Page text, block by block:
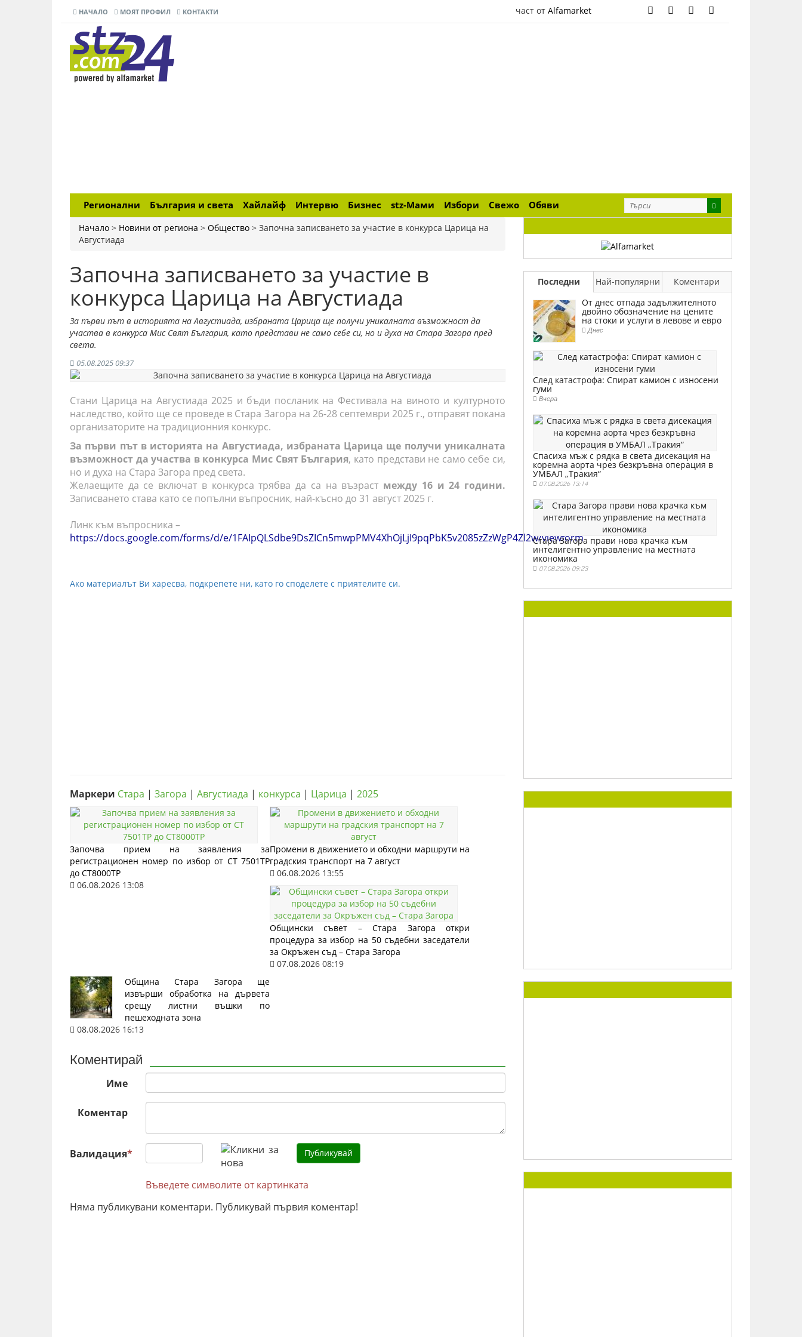
НАЧАЛО МОЯТ ПРОФИЛ КОНТАКТИ част от Alfamarket
Регионални България и света Хайлайф Интервю Бизнес stz-Мами Избори Свежо Обяви
Начало > Новини от региона > Общество > Започна записването за участие в конкурса Царица на
Августиада
Започна записването за участие в
конкурса Царица на Августиада
За първи път в историята на Августиада, избраната Царица ще получи уникалната възможност да
участва в конкурса Мис Свят България, като представи не само себе си, но и духа на Стара Загора пред
света.
05.08.2025 09:37
Стани Царица на Августиада 2025 и бъди посланик на Фестивала на виното и културното
наследство, който ще се проведе в Стара Загора на 26-28 септември 2025 г., отправят покана
организаторите на традиционния конкурс.
За първи път в историята на Августиада, избраната Царица ще получи уникалната
възможност да участва в конкурса Мис Свят България, като представи не само себе си,
но и духа на Стара Загора пред света.
Желаещите да се включат в конкурса трябва да са на възраст между 16 и 24 години.
Записването става като се попълни въпросник, най-късно до 31 август 2025 г.
Линк към въпросника –
https://docs.google.com/forms/d/e/1FAIpQLSdbe9DsZICn5mwpPMV4XhOjLjI9pqPbK5v2085zZzWgP4Zl2w/viewform
Ако материалът Ви харесва, подкрепете ни, като го споделете с приятелите си.
Маркери Стара | Загора | Августиада | конкурса | Царица | 2025
Започва прием на заявления за
регистрационен номер по избор от СТ 7501ТР
до СТ8000ТР
06.08.2026 13:08
Промени в движението и обходни маршрути на
градския транспорт на 7 август
06.08.2026 13:55
Общински съвет – Стара Загора откри
процедура за избор на 50 съдебни заседатели
за Окръжен съд – Стара Загора
07.08.2026 08:19
Община Стара Загора ще
извърши обработка на дървета
срещу листни въшки по
пешеходната зона
08.08.2026 16:13
Коментирай
Име
Коментар
Валидация*
Въведете символите от картинката
Няма публикувани коментари. Публикувай първия коментар!
Последни Най-популярни
Коментари
От днес отпада задължителното
двойно обозначение на цените
на стоки и услуги в левове и евро
Днес
След катастрофа: Спират камион с износени
гуми
Вчера
Спасиха мъж с рядка в света дисекация на
коремна аорта чрез безкръвна операция в
УМБАЛ „Тракия“
07.08.2026 13:14
Стара Загора прави нова крачка към
интелигентно управление на местната
икономика
07.08.2026 09:23